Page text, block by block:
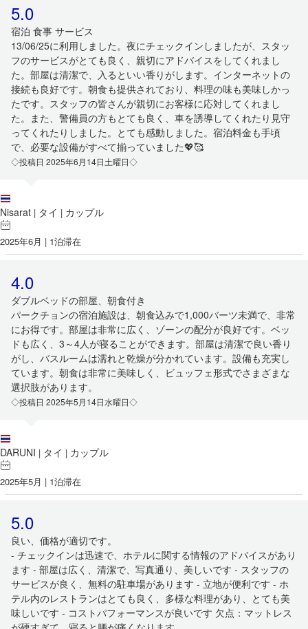
5.0
宿泊 食事 サービス
13/06/25に利用しました。夜にチェックインしましたが、スタッ
フのサービスがとても良く、親切にアドバイスをしてくれまし
た。部屋は清潔で、入るといい香りがします。インターネットの
接続も良好です。朝食も提供されており、料理の味も美味しかっ
たです。スタッフの皆さんが親切にお客様に応対してくれまし
た。また、警備員の方もとても良く、車を誘導してくれたり見守
ってくれたりしました。とても感動しました。宿泊料金も手頃
で、必要な設備がすべて揃っていました💖🥰
◇投稿日 2025年6月14日土曜日◇
Nisarat | タイ | カップル
2025年6月 | 1泊滞在
4.0
ダブルベッドの部屋、朝食付き
パークチョンの宿泊施設は、朝食込みで1,000バーツ未満で、非常
にお得です。部屋は非常に広く、ゾーンの配分が良好です。ベッ
ドも広く、3～4人が寝ることができます。部屋は清潔で良い香り
がし、バスルームは濡れと乾燥が分かれています。設備も充実し
ています。朝食は非常に美味しく、ビュッフェ形式でさまざまな
選択肢があります。
◇投稿日 2025年5月14日水曜日◇
DARUNI | タイ | カップル
2025年5月 | 1泊滞在
5.0
良い、価格が適切です。
- チェックインは迅速で、ホテルに関する情報のアドバイスがあり
ます - 部屋は広く、清潔で、写真通り、美しいです - スタッフの
サービスが良く、無料の駐車場があります - 立地が便利です - ホ
テル内のレストランはとても良く、多様な料理があり、とても美
味しいです - コストパフォーマンスが良いです 欠点：マットレス